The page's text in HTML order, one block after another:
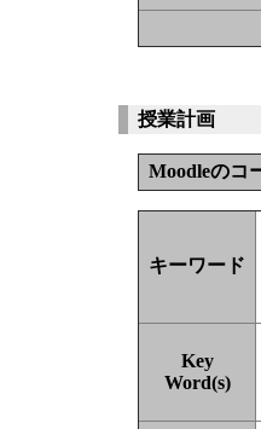
授業計画
Moodleのコ
キーワード
Key
Word(s)